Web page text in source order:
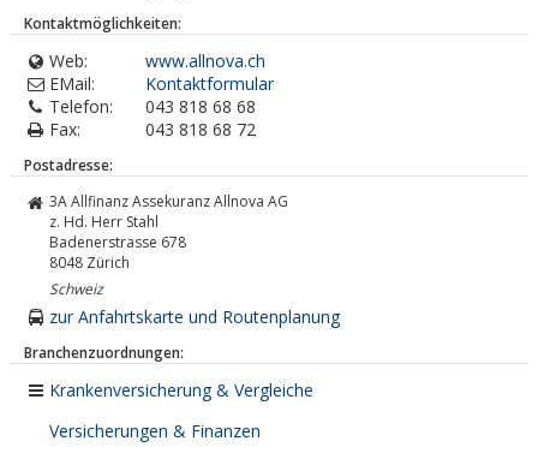
Kontaktmöglichkeiten:
Web:
www.allnova.ch
EMail:
Kontaktformular
Telefon:
043 818 68 68
Fax:
043 818 68 72
Postadresse:
3A Allfinanz Assekuranz Allnova AG
z. Hd. Herr Stahl
Badenerstrasse 678
8048 Zürich
Schweiz
zur Anfahrtskarte und Routenplanung
Branchenzuordnungen:
Krankenversicherung & Vergleiche
Versicherungen & Finanzen